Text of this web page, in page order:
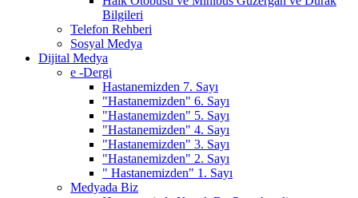
Bilgileri
Telefon Rehberi
Sosyal Medya
Dijital Medya
e -Dergi
Hastanemizden 7. Sayı
"Hastanemizden" 6. Sayı
"Hastanemizden" 5. Sayı
"Hastanemizden" 4. Sayı
"Hastanemizden" 3. Sayı
"Hastanemizden" 2. Sayı
" Hastanemizden" 1. Sayı
Medyada Biz